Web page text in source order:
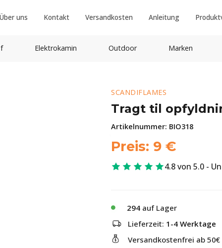
uns Kontakt Versandkosten Anleitung
Elektrokamin Outdoor Marken
SCANDIFLAMES
Tragt til
Artikelnummer: BIO318
Preis: 9 €
4.8 von 5.0 -
294 auf Lager
Lieferzeit: 1-4 Werktage
Versandkostenfrei ab 50€